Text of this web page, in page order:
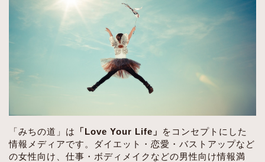
「みちの道」は 「Love Your Life」
をコンセプトにした
情報メディアです。ダイエット・恋愛・バストアップなど
の女性向け、仕事・ボディメイクなどの男性向け情報満